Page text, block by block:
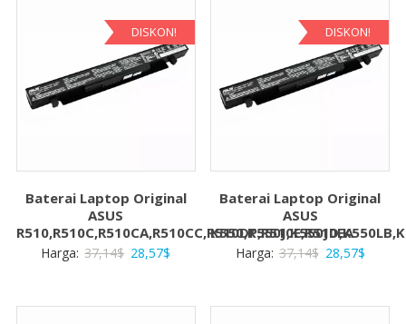
DISKON!
Baterai Laptop Original
ASUS
R510,R510C,R510CA,R510CC,R510DP,R510E,R510EA
Harga: 37,14$ Harga
28,57$
DISKON!
Baterai Laptop Original
ASUS
Harga: 37,14$ Harga
28,57$Harga